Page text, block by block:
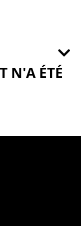
N'A ÉTÉ